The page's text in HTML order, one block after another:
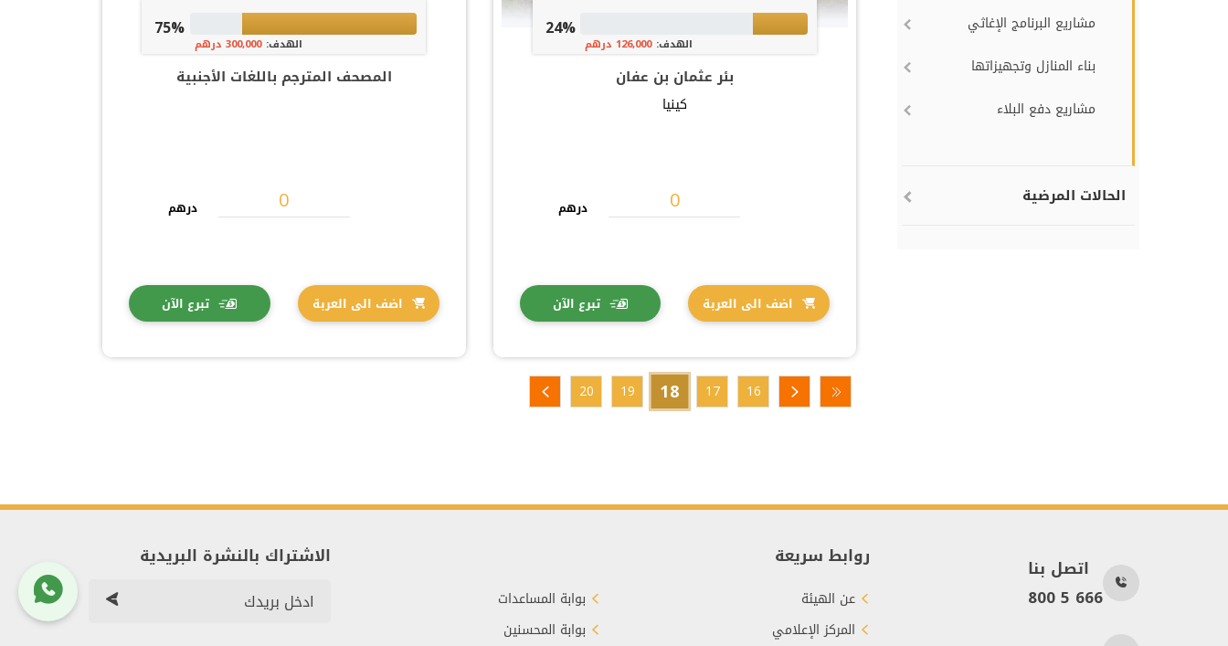
مشاريع البرنامج الإغاثي
بناء المنازل وتجهيزاتها
مشاريع دفع البلاء
الحالات المرضية
24%
الهدف: 126,000 درهم
بئر عثمان بن عفان
كينيا
درهم
اضف الى العربة تبرع الآن
75%
الهدف: 300,000 درهم
المصحف المترجم باللغات الأجنبية
درهم
اضف الى العربة تبرع الآن
16
17
18
19
20
اتصل بنا
800 5 666
روابط سريعة
عن الهيئة
المركز الإعلامي
بوابة المساعدات
بوابة المحسنين
الاشتراك بالنشرة البريدية